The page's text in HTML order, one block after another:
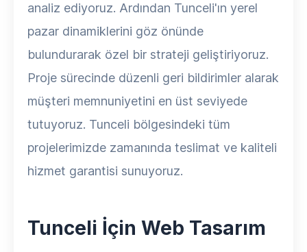
analiz ediyoruz. Ardından Tunceli'ın yerel
pazar dinamiklerini göz önünde
bulundurarak özel bir strateji geliştiriyoruz.
Proje sürecinde düzenli geri bildirimler alarak
müşteri memnuniyetini en üst seviyede
tutuyoruz. Tunceli bölgesindeki tüm
projelerimizde zamanında teslimat ve kaliteli
hizmet garantisi sunuyoruz.
Tunceli İçin Web Tasarım